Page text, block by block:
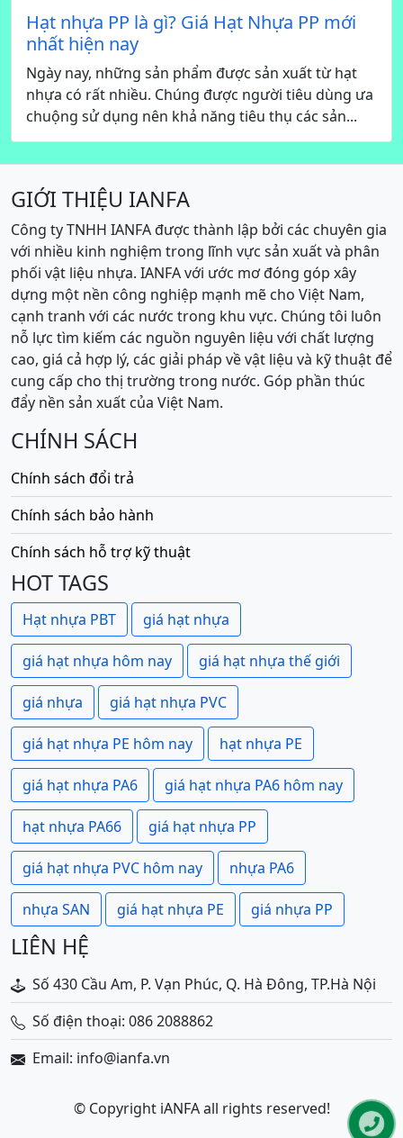
Hạt nhựa PP là gì? Giá Hạt Nhựa PP mới
nhất hiện nay
Ngày nay, những sản phẩm được sản xuất từ hạt
nhựa có rất nhiều. Chúng được người tiêu dùng ưa
chuộng sử dụng nên khả năng tiêu thụ các sản...
GIỚI THIỆU IANFA
Công ty TNHH IANFA được thành lập bởi các chuyên gia
với nhiều kinh nghiệm trong lĩnh vực sản xuất và phân
phối vật liệu nhựa. IANFA với ước mơ đóng góp xây
dựng một nền công nghiệp mạnh mẽ cho Việt Nam,
cạnh tranh với các nước trong khu vực. Chúng tôi luôn
nỗ lực tìm kiếm các nguồn nguyên liệu với chất lượng
cao, giá cả hợp lý, các giải pháp về vật liệu và kỹ thuật để
cung cấp cho thị trường trong nước. Góp phần thúc
đẩy nền sản xuất của Việt Nam.
CHÍNH SÁCH
Chính sách đổi trả
Chính sách bảo hành
Chính sách hỗ trợ kỹ thuật
HOT TAGS
Hạt nhựa PBT giá hạt nhựa
giá hạt nhựa hôm nay giá hạt nhựa thế giới
giá nhựa giá hạt nhựa PVC
giá hạt nhựa PE hôm nay hạt nhựa PE
giá hạt nhựa PA6 giá hạt nhựa PA6 hôm nay
hạt nhựa PA66 giá hạt nhựa PP
giá hạt nhựa PVC hôm nay nhựa PA6
nhựa SAN giá hạt nhựa PE giá nhựa PP
LIÊN HỆ
Số 430 Cầu Am, P. Vạn Phúc, Q. Hà Đông, TP.Hà Nội
Số điện thoại: 086 2088862
Email: info@ianfa.vn
© Copyright iANFA all rights reserved!